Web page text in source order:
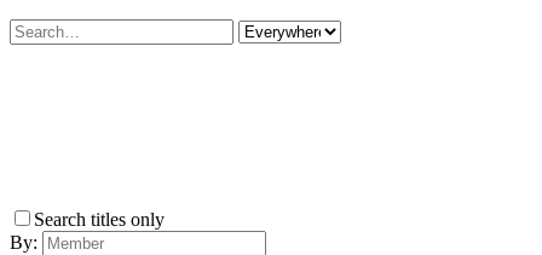
Search titles only
By: